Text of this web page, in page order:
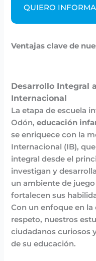
QUIERO
Ventajas clave de
Desarrollo Integral
Internacional
La etapa de escuela
Odón,educación
se enriquece con la
Internacional (IB),
integral desde el
investigan y
un ambiente de
fortalecen sus
Con un enfoque en
respeto, nuestros
ciudadanos curiosos
de su educación.